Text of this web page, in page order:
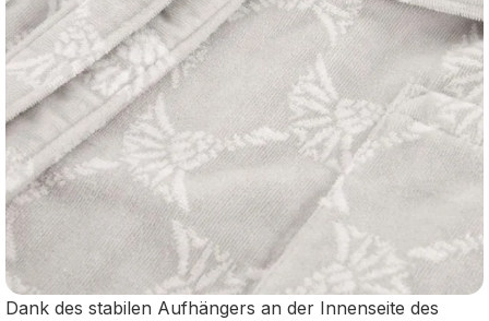
Dank des stabilen Aufhängers an der Innenseite des